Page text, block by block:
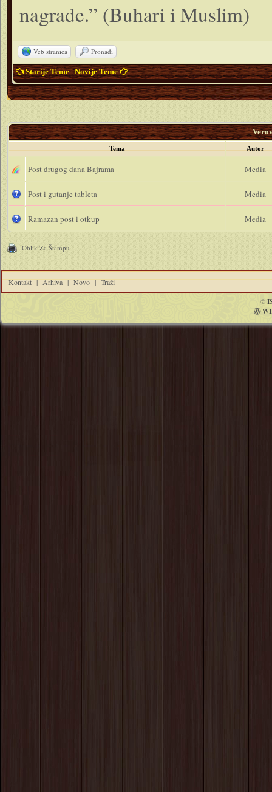
nagrade.” (Buhari i Muslim)
Veb stranica Pronađi
Starije Teme|Novije Teme
Tema Autor
Post drugog dana Bajrama Media
Post i gutanje tableta Media
Ramazan post i otkup Media
Oblik Za Štampu
Kontakt | Arhiva | Novo | Traži
©